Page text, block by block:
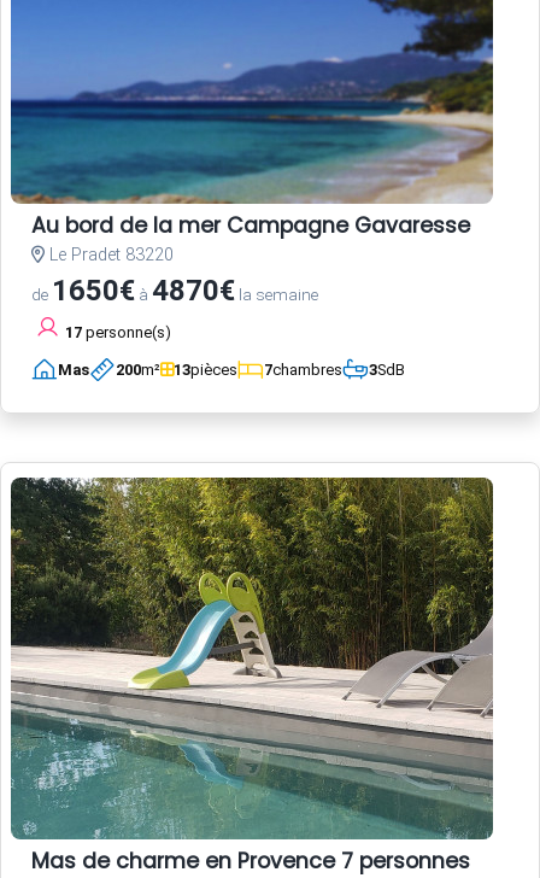
Au bord de la mer Campagne Gavaresse
Le Pradet 83220
de 1650€ à 4870€ la semaine
17 personne(s)
Mas 200m² 13pièces 7chambres 3SdB
Mas de charme en Provence 7 personnes